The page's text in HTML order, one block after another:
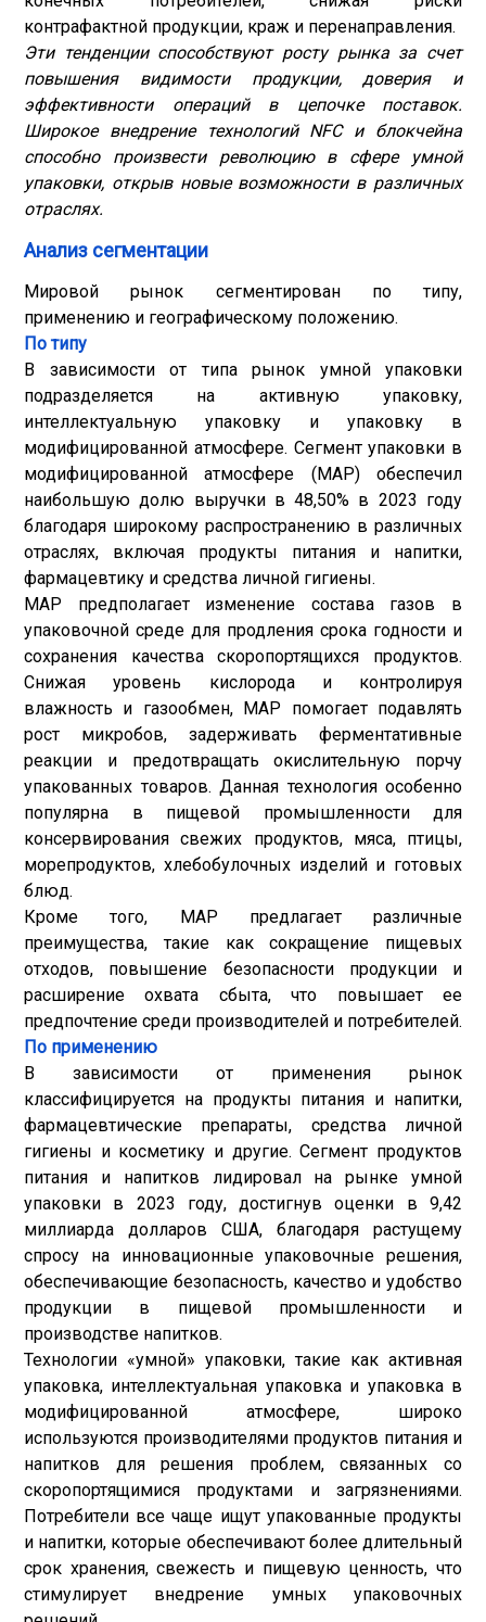
контрафактной продукции, краж и перенаправления.
Эти тенденции способствуют росту рынка за счет
повышения видимости продукции, доверия и
эффективности операций в цепочке поставок.
Широкое внедрение технологий NFC и блокчейна
способно произвести революцию в сфере умной
упаковки, открыв новые возможности в различных
отраслях.
Анализ сегментации
Мировой рынок сегментирован по типу,
применению и географическому положению.
По типу
В зависимости от типа рынок умной упаковки
подразделяется на активную упаковку,
интеллектуальную упаковку и упаковку в
модифицированной атмосфере. Сегмент упаковки в
модифицированной атмосфере (MAP) обеспечил
наибольшую долю выручки в 48,50% в 2023 году
благодаря широкому распространению в различных
отраслях, включая продукты питания и напитки,
фармацевтику и средства личной гигиены.
MAP предполагает изменение состава газов в
упаковочной среде для продления срока годности и
сохранения качества скоропортящихся продуктов.
Снижая уровень кислорода и контролируя
влажность и газообмен, MAP помогает подавлять
рост микробов, задерживать ферментативные
реакции и предотвращать окислительную порчу
упакованных товаров. Данная технология особенно
популярна в пищевой промышленности для
консервирования свежих продуктов, мяса, птицы,
морепродуктов, хлебобулочных изделий и готовых
блюд.
Кроме того, MAP предлагает различные
преимущества, такие как сокращение пищевых
отходов, повышение безопасности продукции и
расширение охвата сбыта, что повышает ее
предпочтение среди производителей и потребителей.
По применению
В зависимости от применения рынок
классифицируется на продукты питания и напитки,
фармацевтические препараты, средства личной
гигиены и косметику и другие. Сегмент продуктов
питания и напитков лидировал на рынке умной
упаковки в 2023 году, достигнув оценки в 9,42
миллиарда долларов США, благодаря растущему
спросу на инновационные упаковочные решения,
обеспечивающие безопасность, качество и удобство
продукции в пищевой промышленности и
производстве напитков.
Технологии «умной» упаковки, такие как активная
упаковка, интеллектуальная упаковка и упаковка в
модифицированной атмосфере, широко
используются производителями продуктов питания и
напитков для решения проблем, связанных со
скоропортящимися продуктами и загрязнениями.
Потребители все чаще ищут упакованные продукты
и напитки, которые обеспечивают более длительный
срок хранения, свежесть и пищевую ценность, что
стимулирует внедрение умных упаковочных